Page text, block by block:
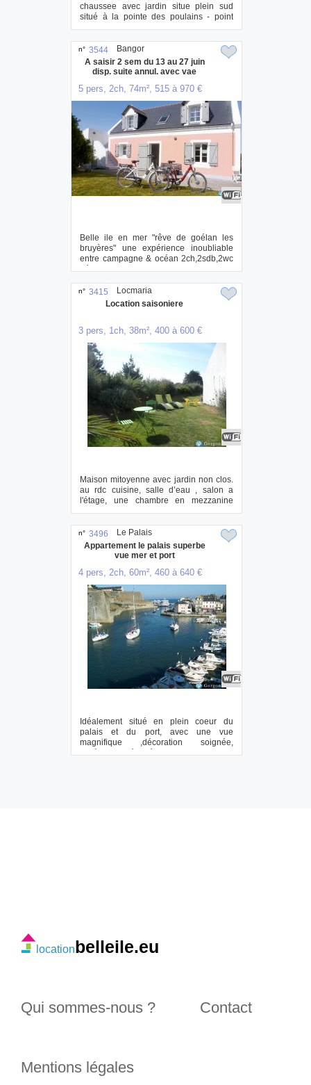
chaussee avec jardin situe plein sud
situé à la pointe des poulains - point
nord ...
n° 3544
A saisir 2 sem du 13 au 27 juin
disp. suite annul. avec vae
5 pers, 2ch, 74m², 515 à 970 €
Belle ile en mer "rêve de goélan les
bruyères" une expérience inoubliable
entre campagne & océan 2ch,2sdb,2wc
découvr...
Bangor
n° 3415
Location saisoniere
3 pers, 1ch, 38m², 400 à 600 €
Maison mitoyenne avec jardin non clos.
au rdc cuisine, salle d’eau , salon a
l'étage, une chambre en mezzanine
avec un ...
Locmaria
n° 3496
Appartement le palais superbe
vue mer et port
4 pers, 2ch, 60m², 460 à 640 €
Idéalement situé en plein coeur du
palais et du port, avec une vue
magnifique ,décoration soignée,
entièrement rénovée, ...
Le Palais
locationbelleile.eu
Qui sommes-nous ? Contact
Mentions légales